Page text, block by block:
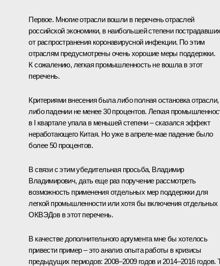
Первое. Многие отрасли вошли в перечень отраслей
российской экономики, в наибольшей степени
от распространения коронавирусной инфекции. По этим
отраслям предусмотрены очень хорошие меры поддержки.
К сожалению, легкая промышленность не вошла в этот
перечень.
Критериями внесения была либо полная остановка отрасли,
либо падении не менее 30 процентов. Легкая
в I квартале упала в меньшей степени – сказался эффект
неработающего Китая. Но уже в апреле-мае падение было
более 50 процентов.
В связи с этим убедительная просьба, Владимир
Владимирович, дать еще раз поручение рассмотреть
возможность применения отдельных мер поддержки для
легкой промышленности или хотя бы включения отдельных
ОКВЭДов в этот перечень.
В качестве дополнительного аргумента мне бы хотелось
привести пример – это анализ опыта работы в кризисы
предыдущих периодов: 2008–2009 годов и 2014–2016 годов.